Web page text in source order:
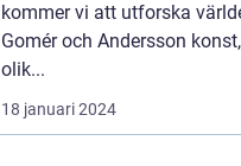
kommer vi att utforska
Gomér och Andersson
olik...
18 januari 2024